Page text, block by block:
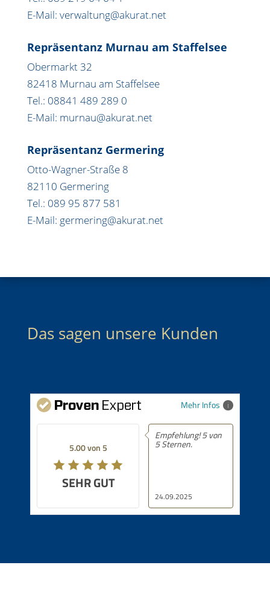
E-Mail: verwaltung@akurat.net
Repräsentanz Murnau am Staffelsee
Obermarkt 32
82418 Murnau am Staffelsee
Tel.: 08841 489 289 0
E-Mail: murnau@akurat.net
Repräsentanz Germering
Otto-Wagner-Straße 8
82110 Germering
Tel.: 089 95 877 581
E-Mail: germering@akurat.net
Das sagen unsere Kunden
Mehr Infos
5.00 von 5
SEHR GUT
24.09.2025
Empfehlung! 5 von
5 Sternen.